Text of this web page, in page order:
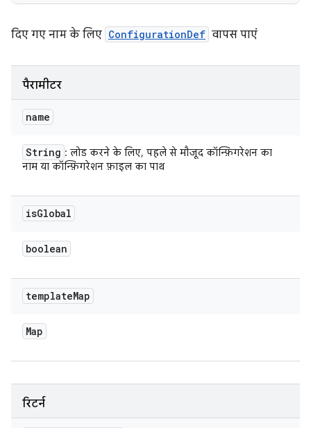
दिए गए नाम के लिए ConfigurationDef वापस पाएं
पैरामीटर
name
String : लोड करने के लिए, पहले से मौजूद कॉन्फ़िगरेशन का
नाम या कॉन्फ़िगरेशन फ़ाइल का पाथ
isGlobal
boolean
templateMap
Map
रिटर्न